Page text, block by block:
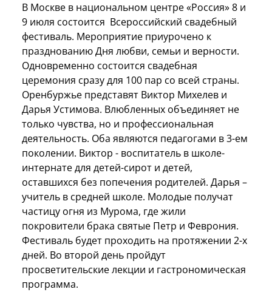
В Москве в национальном центре «Россия» 8 и
9 июля состоится Всероссийский свадебный
фестиваль. Мероприятие приурочено к
празднованию Дня любви, семьи и верности.
Одновременно состоится свадебная
церемония сразу для 100 пар со всей страны.
Оренбуржье представят Виктор Михелев и
Дарья Устимова. Влюбленных объединяет не
только чувства, но и профессиональная
деятельность. Оба являются педагогами в 3-ем
поколении. Виктор - воспитатель в школе-
интернате для детей-сирот и детей,
оставшихся без попечения родителей. Дарья –
учитель в средней школе. Молодые получат
частицу огня из Мурома, где жили
покровители брака святые Петр и Феврония.
Фестиваль будет проходить на протяжении 2-х
дней. Во второй день пройдут
просветительские лекции и гастрономическая
программа.